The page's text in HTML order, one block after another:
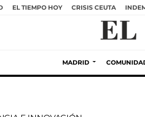
EL TIEMPO HOY CRISIS CEUTA
MADRID